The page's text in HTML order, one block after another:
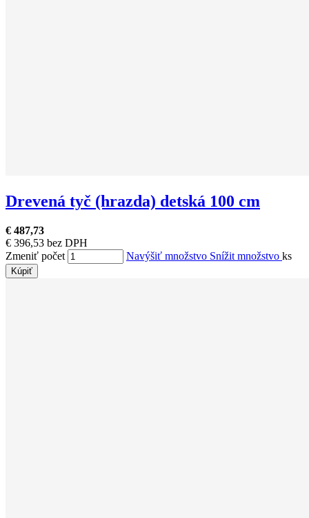
Drevená tyč (hrazda) detská 100 cm
€ 487,73
€ 396,53 bez DPH
Zmeniť počet
Navýšiť množstvo Snížit množstvo ks
Kúpiť